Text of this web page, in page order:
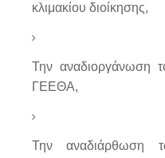
κλιμακίου διοίκησης,
Την αναδιοργάνωση
ΓΕΕΘΑ,
Την αναδιάρθωση